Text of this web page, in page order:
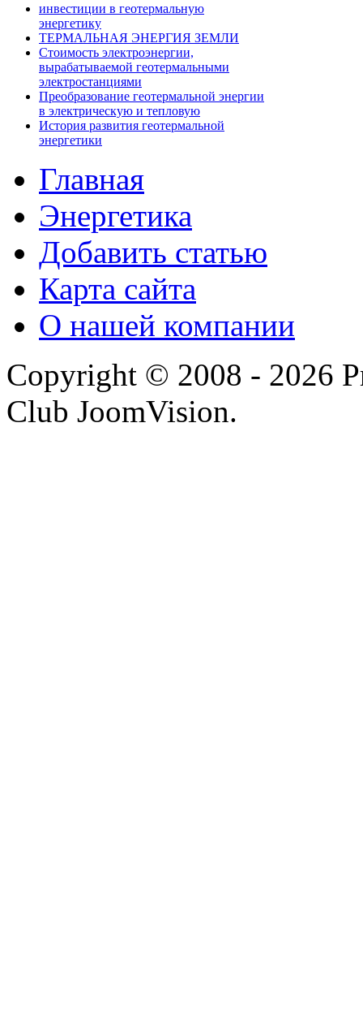
инвестиции в геотермальную
энергетику
ТЕРМАЛЬНАЯ ЭНЕРГИЯ ЗЕМЛИ
Стоимость электроэнергии,
вырабатываемой геотермальными
электростанциями
Преобразование геотермальной энергии
в электрическую и тепловую
История развития геотермальной
энергетики
Главная
Энергетика
Добавить статью
Карта сайта
О нашей компании
Copyright © 2008 - 2026
Club JoomVision.